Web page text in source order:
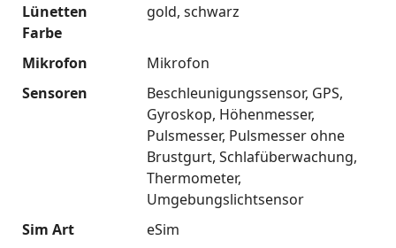
Lünetten
Farbe
gold schwarz
Mikrofon
Mikrofon
Sensoren
Beschleunigungssensor GPS
Gyroskop Höhenmesser
Pulsmesser Pulsmesser ohne
Brustgurt Schlafüberwachung
Thermometer
Umgebungslichtsensor
Sim Art
eSim